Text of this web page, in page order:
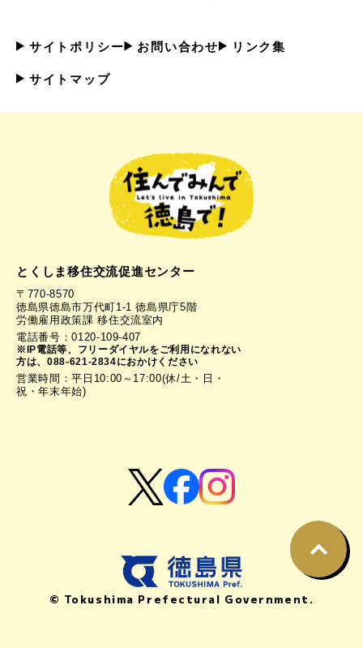
サイトポリシー お問い合わせ リンク集
サイトマップ
とくしま移住交流促進センター
〒770-8570
徳島県徳島市万代町1-1 徳島県庁5階
労働雇用政策課 移住交流室内
電話番号：0120-109-407
※IP電話等、フリーダイヤルをご利用になれない
方は、088-621-2834におかけください
営業時間：平日10:00～17:00(休/土・日・
祝・年末年始)
© Tokushima Prefectural Government.